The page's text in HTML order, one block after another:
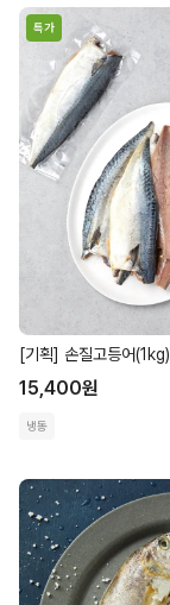
특가
[기획] 손질고등어(1kg)
15,400원
냉동